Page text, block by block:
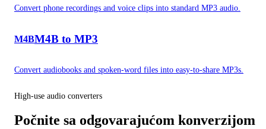
Convert phone recordings and voice clips into standard MP3 audio.
M4BM4B to MP3
Convert audiobooks and spoken-word files into easy-to-share MP3s.
High-use audio converters
Počnite sa odgovarajućom konverzijom